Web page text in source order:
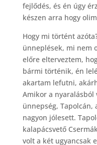
fejlődés, és én úgy
készen arra hogy
Hogy mi történt
ünneplések, mi nem
előre elterveztem,
bármi történik, én
akartam lefutni,
Amikor a nyaralásból
ünnepség, Tapolcán,
nagyon jólesett.
kalapácsvető
volt a két ugyancsak